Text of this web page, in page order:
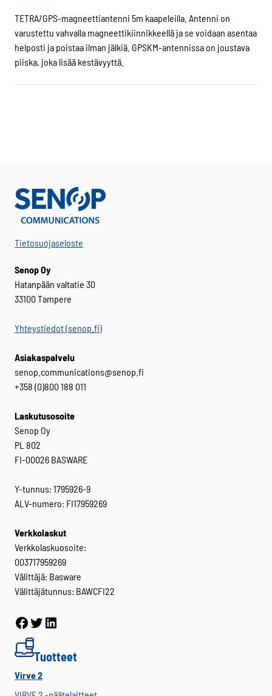
TETRA/GPS-magneettiantenni 5m kaapeleilla. Antenni on
varustettu vahvalla magneettikiinnikkeellä ja se voidaan asentaa
helposti ja poistaa ilman jälkiä. GPSKM-antennissa on joustava
piiska, joka lisää kestävyyttä.
Tietosuojaseloste
Senop Oy
Hatanpään valtatie 30
33100 Tampere
Yhteystiedot (senop.fi)
Asiakaspalvelu
senop.communications@senop.fi
+358 (0)800 188 011
Laskutusosoite
Senop Oy
PL 802
FI-00026 BASWARE
Y-tunnus: 1795926-9
ALV-numero: FI17959269
Verkkolaskut
Verkkolaskuosoite:
003717959269
Välittäjä: Basware
Välittäjätunnus: BAWCFI22
Tuotteet
Virve 2